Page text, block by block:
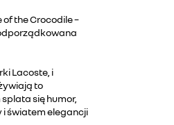
the Crocodile –
Lacoste, i
to
się humor,
i światem elegancji